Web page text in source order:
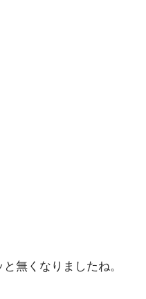
無くなりましたね。